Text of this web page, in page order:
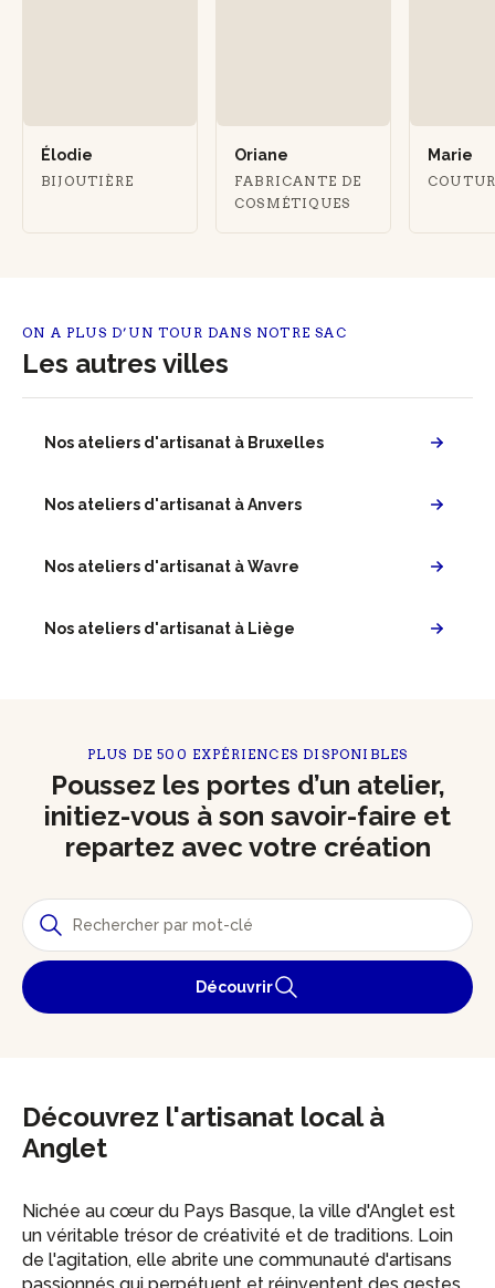
Élodie
BIJOUTIÈRE
Oriane
FABRICANTE DE
COSMÉTIQUES
Marie
ON A PLUS D’UN TOUR DANS NOTRE SAC
Les autres villes
Nos ateliers d'artisanat à Bruxelles
Nos ateliers d'artisanat à Anvers
Nos ateliers d'artisanat à Wavre
Nos ateliers d'artisanat à Liège
PLUS DE 500 EXPÉRIENCES DISPONIBLES
Poussez les portes d’un atelier,
initiez-vous à son savoir-faire et
repartez avec votre création
Découvrir
Découvrez l'artisanat local à
Anglet
Nichée au cœur du Pays Basque, la ville d'Anglet est
un véritable trésor de créativité et de traditions. Loin
de l'agitation, elle abrite une communauté d'artisans